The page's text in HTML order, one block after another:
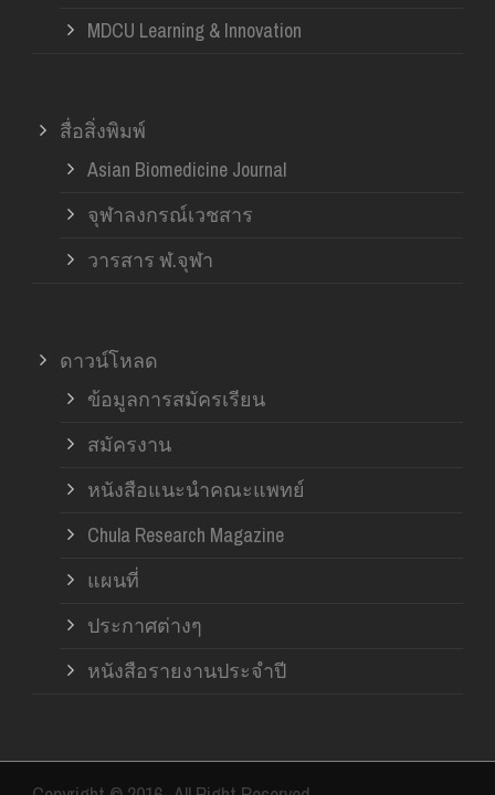
MDCU Learning & Innovation
สื่อสิ่งพิมพ์
Asian Biomedicine Journal
จุฬาลงกรณ์เวชสาร
วารสาร ฬ.จุฬา
ดาวน์โหลด
ข้อมูลการสมัครเรียน
สมัครงาน
หนังสือแนะนำคณะแพทย์
Chula Research Magazine
แผนที่
ประกาศต่างๆ
หนังสือรายงานประจำปี